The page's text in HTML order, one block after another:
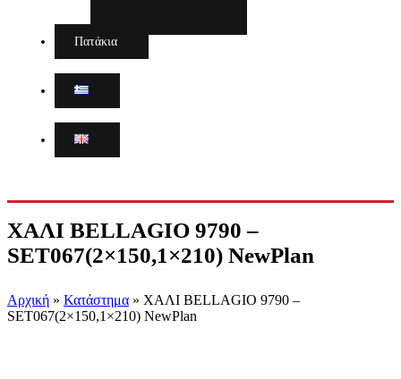
Πατάκια
ΧΑΛΙ BELLAGIO 9790 –
SET067(2×150,1×210) NewPlan
Αρχική » Κατάστημα » ΧΑΛΙ BELLAGIO 9790 –
SET067(2×150,1×210) NewPlan